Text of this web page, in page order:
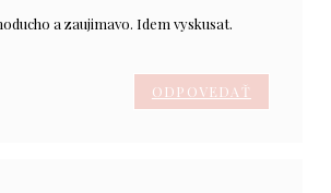
a zaujimavo. Idem vyskusat.
ODPOVEDAŤ